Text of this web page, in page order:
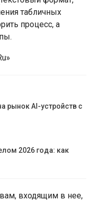
табличных
процесс, а
рынок AI-устройств с
2026 года: как
входящим в нее,